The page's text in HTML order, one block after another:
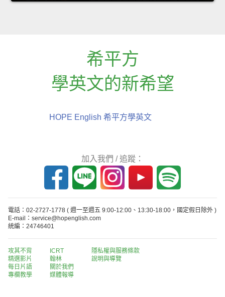
希平方
學英文的新希望
HOPE English 希平方學英文
加入我們 / 追蹤：
電話：02-2727-1778 ( 週一至週五 9:00-12:00、13:30-18:00，國定假日除外 )
E-mail：service@hopenglish.com
統編：24746401
攻其不背
精選影片
每日片語
專欄教學
ICRT
翰林
關於我們
媒體報導
隱私權與服務條款
說明與導覽